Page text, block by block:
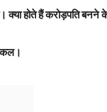
क्या होते हैं करोड़पति